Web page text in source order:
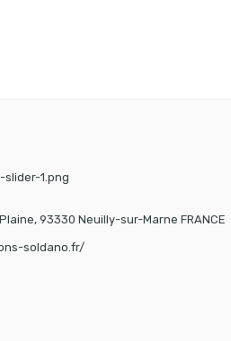
93330 Neuilly-sur-Marne FRANCE
soldano.fr/